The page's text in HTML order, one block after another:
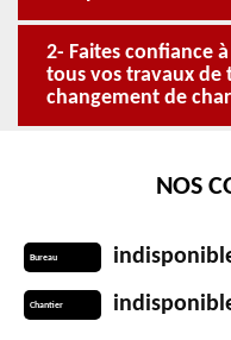
2- Faites confiance
tous vos travaux de
changement de
NOS
Bureau
Chantier